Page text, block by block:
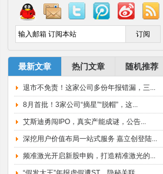
最新文章 热门文章 随机推荐
退市不免责！这家公司多份年报错漏，三...
8月首批！3家公司“摘星”“脱帽”，这...
艾斯迪勇闯IPO，真实产能成谜，公告...
深挖用户价值布局一站式服务 嘉立创登陆...
频准激光开启新股申购，打造精准激光的...